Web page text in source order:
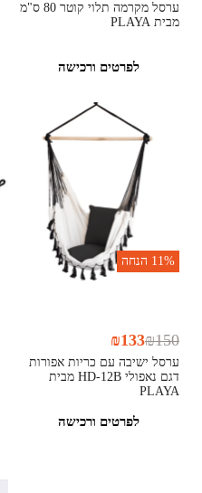
ערסל מקרמה תלוי קוטר 80 ס"מ
מבית PLAYA
לפרטים ורכישה
11% הנחה
ערסל ישיבה עם כריות אפורות
דגם נאפולי HD-12B מבית
PLAYA
₪150
₪133
לפרטים ורכישה